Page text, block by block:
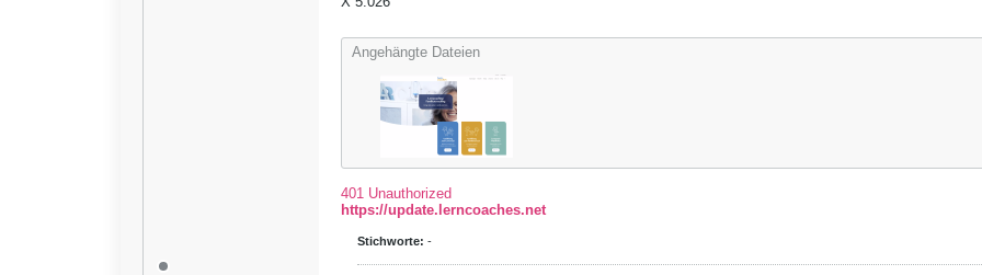
Angehängte Dateien
401 Unauthorized
https://update.lerncoaches.net
Stichworte: -